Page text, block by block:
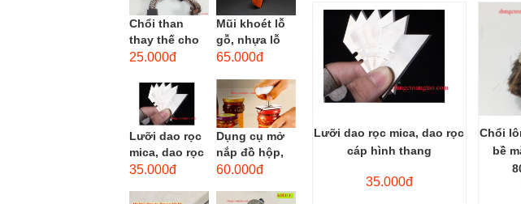
Chổi than
thay thế cho
động cơ, chổi
motor máy
khoan,...
25.000đ
Mũi khoét lỗ
gỗ, nhựa lỗ
lớn D40mm-
opener)
65.000đ
Lưỡi dao rọc
mica, dao rọc
cáp hình
35.000đ
Dụng cụ mở
nắp đồ hộp,
mở nắp lon
đường kính...
60.000đ
Lưỡi dao rọc mica, dao rọc
cáp hình thang
35.000đ
Chổi
bề